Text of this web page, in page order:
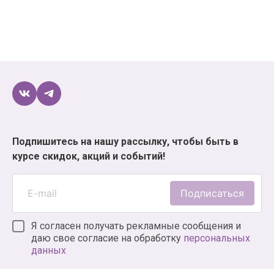
Подпишитесь на нашу рассылку, чтобы быть в
курсе скидок, акций и событий!
Подписаться
Я согласен получать рекламные сообщения и
даю свое согласие на обработку персональных
данных